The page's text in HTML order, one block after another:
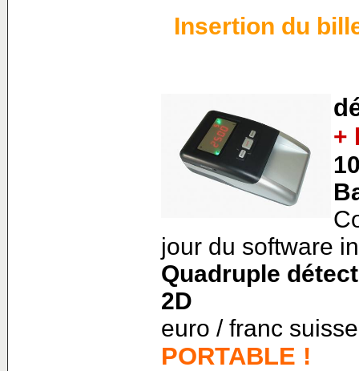
Insertion du
+
jour du software
Quadruple
2D
euro / franc suisse
PORTABLE !